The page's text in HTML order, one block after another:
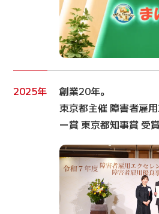
2025年
創業20年。
東京都主催 障害者雇
ー賞 東京都知事賞 受賞